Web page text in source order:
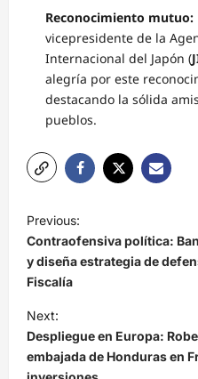
Reconocimiento mutuo:
vicepresidente de la
Internacional del Japón (
alegría por este
destacando la sólida
pueblos.
N
a
v
e
g
a
Previous:
Contraofensiva política:
y diseña estrategia de
Fiscalía
Next:
Despliegue en Europa:
embajada de Honduras en